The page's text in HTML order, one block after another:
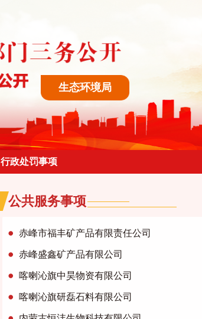
生态环境局
行政处罚事项
公共服务事项
赤峰市福丰矿产品有限责任公司
赤峰盛鑫矿产品有限公司
喀喇沁旗中昊物资有限公司
喀喇沁旗研磊石料有限公司